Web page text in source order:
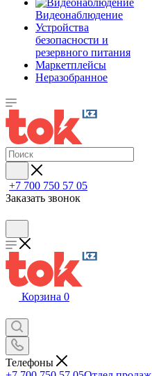
Видеонаблюдение
Устройства
безопасности и
резервного питания
Маркетплейсы
Неразобранное
+7 700 750 57 05
Заказать звонок
Корзина 0
Телефоны